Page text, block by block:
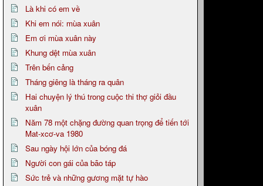
Là khi có em về
Khi em nói: mùa xuân
Em ơi mùa xuân này
Khung dệt mùa xuân
Trên bến cảng
Tháng giêng là tháng ra quân
Hai chuyện lý thú trong cuộc thi thợ giỏi đầu
xuân
Năm 78 một chặng đường quan trọng để tiến tới
Mat-xcơ-va 1980
Sau ngày hội lớn của bóng đá
Người con gái của bão táp
Sức trẻ và những gương mặt tự hào